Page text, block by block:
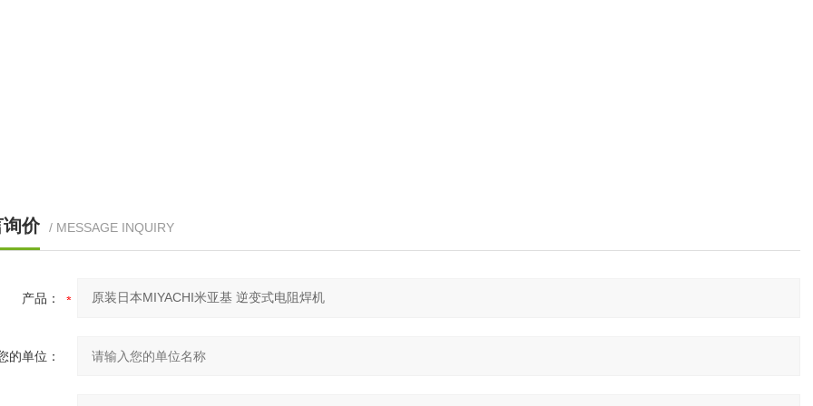
价 / MESSAGE INQUIRY
产品：
的单位：